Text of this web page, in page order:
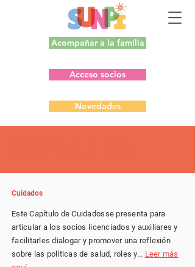
Acompañar a la familia
Acceso socios
Novedades
Cuidados
Este Capítulo de Cuidadosse presenta para
articular a los socios licenciados y auxiliares y
facilitarles dialogar y promover una reflexión
sobre las políticas de salud, roles y... Leer más